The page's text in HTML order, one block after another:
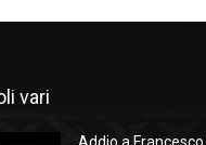
vari